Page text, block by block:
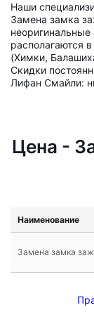
Наши
Замена замка
неоригинальные
располагаются
(Химки,
Скидки
Лифан Смайли:
Цена -
Наименование
Замена замка